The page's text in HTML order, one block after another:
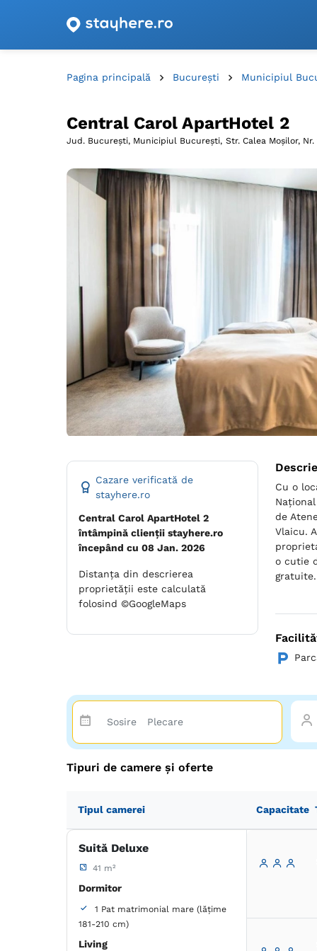
Pagina principală București Municipiul
Central Carol ApartHotel 2
Jud. București, Municipiul București, Str. Calea Moșilor, Nr.
Cazare verificată de
stayhere.ro
Central Carol ApartHotel 2
întâmpină clienții stayhere.ro
începând cu 08 Jan. 2026
Distanța din descrierea
proprietății este calculată
folosind ©GoogleMaps
Cu o
de
Vlaicu.
o cutie
gratuite.
Tipuri de camere și oferte
Tipul camerei Capacitate
Suită Deluxe
41 m²
Dormitor
1 Pat matrimonial mare (lățime
181-210 cm)
Living